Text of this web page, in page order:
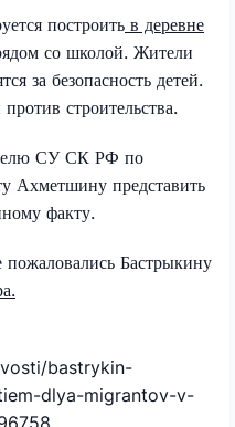
построить в деревне
со школой. Жители
за безопасность детей.
строительства.
СУ СК РФ по
Ахметшину представить
факту.
пожаловались Бастрыкину
bastrykin-
dlya-migrantov-v-